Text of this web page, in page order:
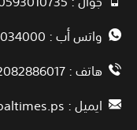
واتس أب : 00972592034000
هاتف : 00972082886017
ايميل :